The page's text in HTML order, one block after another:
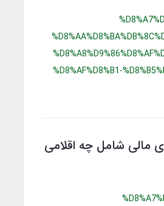
%D8%AF%D8%B1-
مالی شامل چه اقلامی